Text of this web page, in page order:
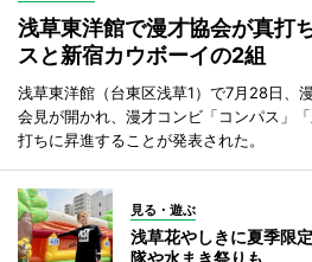
浅草東洋館で漫才協会が真
スと新宿カウボーイの2組
浅草東洋館（台東区浅草1）で7月28日、
会見が開かれ、漫才コンビ「コンパス」
打ちに昇進することが発表された。
見る・遊ぶ
浅草花やしきに夏季限
隊や水まき祭りも